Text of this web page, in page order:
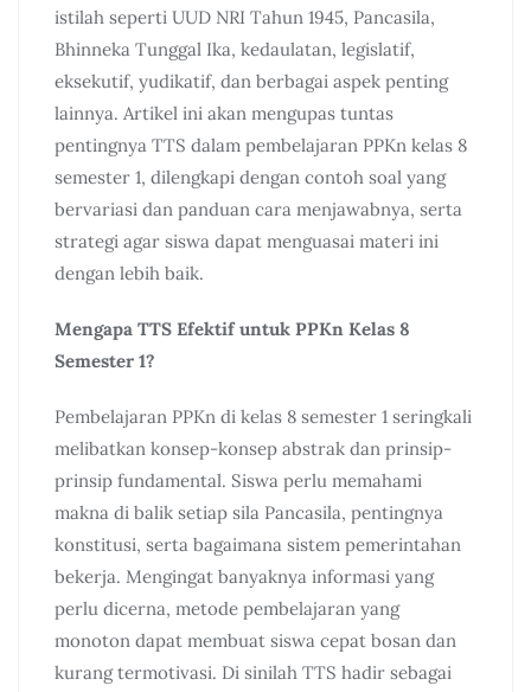
istilah seperti UUD NRI Tahun 1945, Pancasila,
Bhinneka Tunggal Ika, kedaulatan, legislatif,
eksekutif, yudikatif, dan berbagai aspek penting
lainnya. Artikel ini akan mengupas tuntas
pentingnya TTS dalam pembelajaran PPKn kelas 8
semester 1, dilengkapi dengan contoh soal yang
bervariasi dan panduan cara menjawabnya, serta
strategi agar siswa dapat menguasai materi ini
dengan lebih baik.
Mengapa TTS Efektif untuk PPKn Kelas 8
Semester 1?
Pembelajaran PPKn di kelas 8 semester 1 seringkali
melibatkan konsep-konsep abstrak dan prinsip-
prinsip fundamental. Siswa perlu memahami
makna di balik setiap sila Pancasila, pentingnya
konstitusi, serta bagaimana sistem pemerintahan
bekerja. Mengingat banyaknya informasi yang
perlu dicerna, metode pembelajaran yang
monoton dapat membuat siswa cepat bosan dan
kurang termotivasi. Di sinilah TTS hadir sebagai